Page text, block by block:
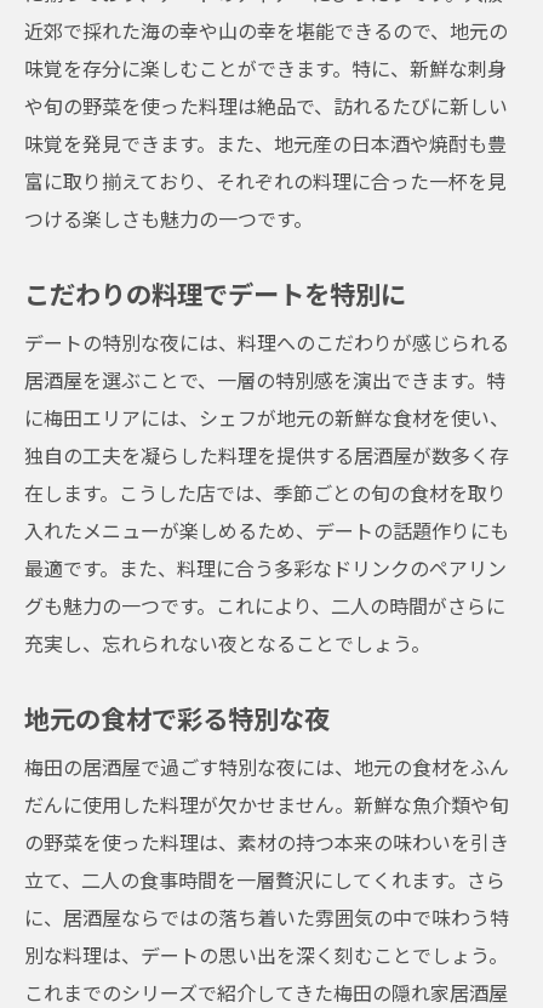
近郊で採れた海の幸や山の幸を堪能できるので、地元の
味覚を存分に楽しむことができます。特に、新鮮な刺身
や旬の野菜を使った料理は絶品で、訪れるたびに新しい
味覚を発見できます。また、地元産の日本酒や焼酎も豊
富に取り揃えており、それぞれの料理に合った一杯を見
つける楽しさも魅力の一つです。
こだわりの料理でデートを特別に
デートの特別な夜には、料理へのこだわりが感じられる
居酒屋を選ぶことで、一層の特別感を演出できます。特
に梅田エリアには、シェフが地元の新鮮な食材を使い、
独自の工夫を凝らした料理を提供する居酒屋が数多く存
在します。こうした店では、季節ごとの旬の食材を取り
入れたメニューが楽しめるため、デートの話題作りにも
最適です。また、料理に合う多彩なドリンクのペアリン
グも魅力の一つです。これにより、二人の時間がさらに
充実し、忘れられない夜となることでしょう。
地元の食材で彩る特別な夜
梅田の居酒屋で過ごす特別な夜には、地元の食材をふん
だんに使用した料理が欠かせません。新鮮な魚介類や旬
の野菜を使った料理は、素材の持つ本来の味わいを引き
立て、二人の食事時間を一層贅沢にしてくれます。さら
に、居酒屋ならではの落ち着いた雰囲気の中で味わう特
別な料理は、デートの思い出を深く刻むことでしょう。
これまでのシリーズで紹介してきた梅田の隠れ家居酒屋